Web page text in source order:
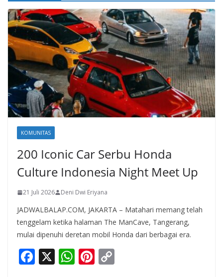
KOMUNITAS
200 Iconic Car Serbu Honda
Culture Indonesia Night Meet Up
21 Juli 2026 Deni Dwi Eriyana
JADWALBALAP.COM, JAKARTA – Matahari memang telah
tenggelam ketika halaman The ManCave, Tangerang,
mulai dipenuhi deretan mobil Honda dari berbagai era.
F X W Pi